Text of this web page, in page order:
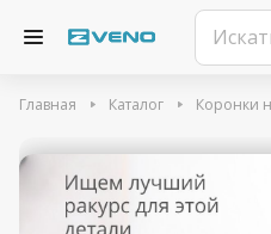
Главная Каталог Коронки